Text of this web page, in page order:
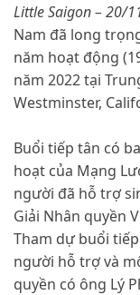
Little Saigon – 20/
Nam đã long
năm hoạt động
năm 2022 tại
Westminster,
Buổi tiếp tân có
hoạt của Mạng
người đã hỗ trợ
Giải Nhân quyền
Tham dự buổi
người hỗ trợ và
quyền có ông Lý